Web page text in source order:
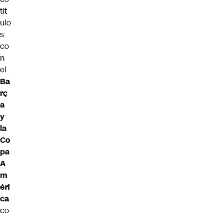
tít
ulo
s
co
n
el
Ba
rç
a
y
la
Co
pa
A
m
éri
ca
co